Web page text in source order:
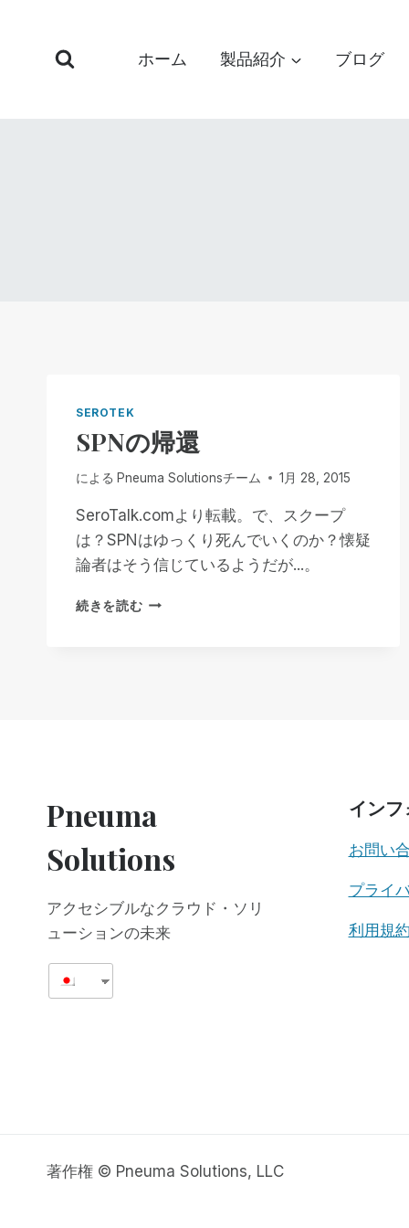
ホーム 製品紹介 ブログ
SEROTEK
SPNの帰還
による Pneuma Solutionsチーム 1月 28, 2015
SeroTalk.comより転載。で、スクープ
は？SPNはゆっくり死んでいくのか？懐疑
論者はそう信じているようだが...。
続きを読むSPN
Pneuma
Solutions
アクセシブルなクラウド・ソリ
ューションの未来
イン
お問い
プライ
利用規約
著作権 © Pneuma Solutions, LLC